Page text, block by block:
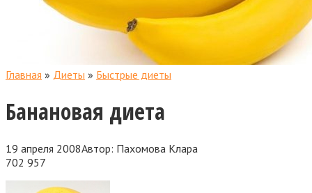
Главная » Диеты » Быстрые диеты
Банановая диета
19 апреля 2008Автор: Пахомова Клара
702 957